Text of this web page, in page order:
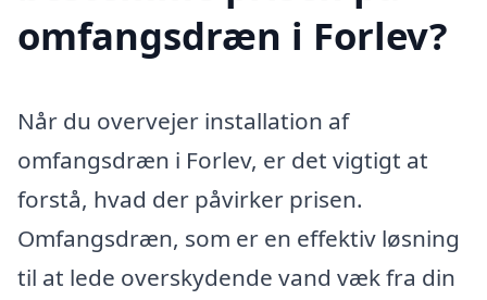
omfangsdræn i Forlev?
Når du overvejer installation af
omfangsdræn i Forlev, er det vigtigt at
forstå, hvad der påvirker prisen.
Omfangsdræn, som er en effektiv løsning
til at lede overskydende vand væk fra din